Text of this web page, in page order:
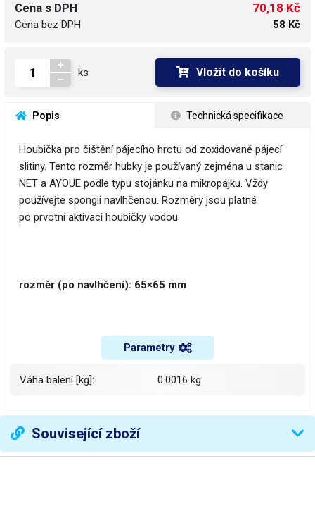
Cena s DPH
Cena bez DPH
70,18 Kč
58 Kč
ks Vložit do košíku
Popis Technická specifikace
Houbička pro čištění pájecího hrotu od zoxidované pájecí
slitiny. Tento rozměr hubky je používaný zejména u stanic
NET a AYOUE podle typu stojánku na mikropájku. Vždy
používejte spongii navlhčenou. Rozměry jsou platné
po prvotní aktivaci houbičky vodou.
rozměr (po navlhčení): 65×65 mm
Parametry
Váha balení [kg]: 0.0016 kg
Související zboží